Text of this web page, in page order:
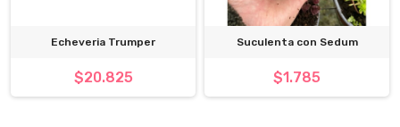
Echeveria Trumper
$20.825
Suculenta con Sedum
$1.785